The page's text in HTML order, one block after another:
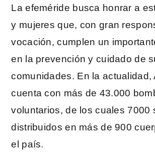
La efeméride busca honrar a
y mujeres que, con gran
vocación, cumplen un
en la prevención y cuidado de
comunidades. En la actualidad,
cuenta con más de 43.000
voluntarios, de los cuales 7000
distribuidos en más de 900
el país.